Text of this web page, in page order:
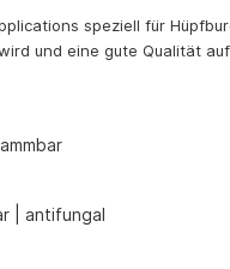
speziell für
und eine gute Qualität
| antifungal